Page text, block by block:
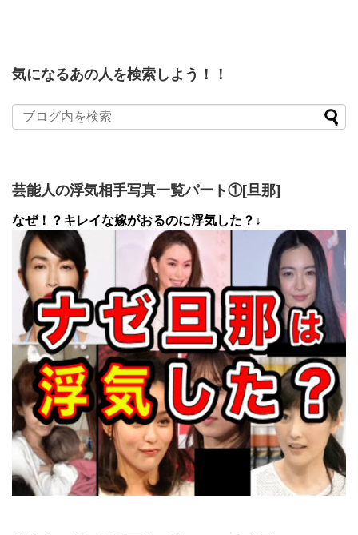
気になるあの人を検索しよう！！
芸能人の浮気相手写真一覧パート①[旦那]
なぜ！？キレイな嫁がおるのに浮気した？↓